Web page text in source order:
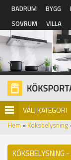
Hoppa till huvudinnehåll
BADRUM BYGG
SOVRUM
VILLA
VÄLJ KATEGORI
Hem » Köksbelysning
KÖKSBELYSNING